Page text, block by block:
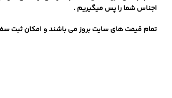
اجناس شما را پس میگیریم .
تمام قیمت های سایت بروز می باشند و امکان ثبت